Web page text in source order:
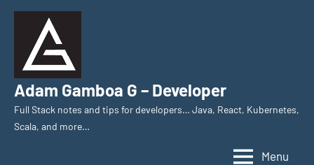
Skip
content
Adam Gamboa G – Developer
Full Stack notes and tips for developers… Java, React, Kubernetes,
Scala, and more…
Menu